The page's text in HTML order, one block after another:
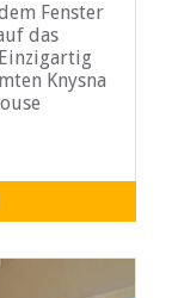
Fenster
das
Knysna